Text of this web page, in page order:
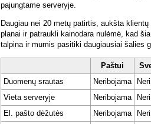
pajungtame serveryje.
Daugiau nei 20 metų patirtis, aukšta
planai ir patraukli kainodara nulėmė, kad
talpina ir mumis pasitiki daugiausiai šalies
Paštui
Duomenų srautas
Neribojama
Vieta serveryje
Neribojama
El. pašto dėžutės
Neribojama